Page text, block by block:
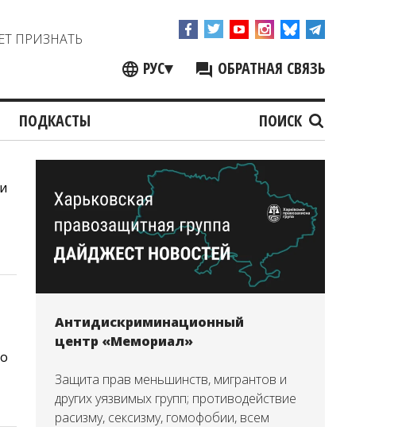
ПРИЗНАТЬ
РУС▾ ОБРАТНАЯ СВЯЗЬ
ПОДКАСТЫ ПОИСК
Антидискриминационный
центр «Мемориал»
Защита прав меньшинств, мигрантов и
других уязвимых групп; противодействие
расизму, сексизму, гомофобии, всем